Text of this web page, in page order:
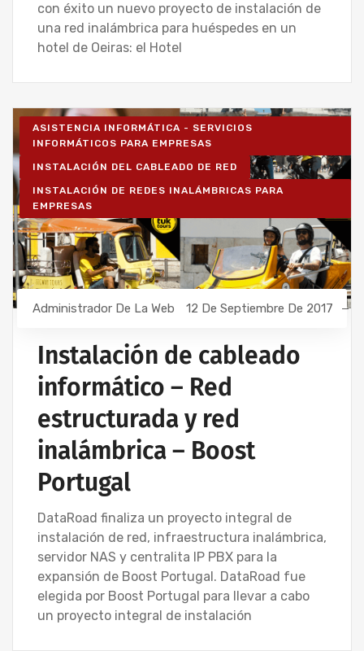
con éxito un nuevo proyecto de instalación de
una red inalámbrica para huéspedes en un
hotel de Oeiras: el Hotel
ASISTENCIA INFORMÁTICA - SERVICIOS
INFORMÁTICOS PARA EMPRESAS
INSTALACIÓN DEL CABLEADO DE RED
INSTALACIÓN DE REDES INALÁMBRICAS PARA
EMPRESAS
Administrador De La Web 12 De Septiembre De 2017
Instalación de cableado
informático – Red
estructurada y red
inalámbrica – Boost
Portugal
DataRoad finaliza un proyecto integral de
instalación de red, infraestructura inalámbrica,
servidor NAS y centralita IP PBX para la
expansión de Boost Portugal. DataRoad fue
elegida por Boost Portugal para llevar a cabo
un proyecto integral de instalación